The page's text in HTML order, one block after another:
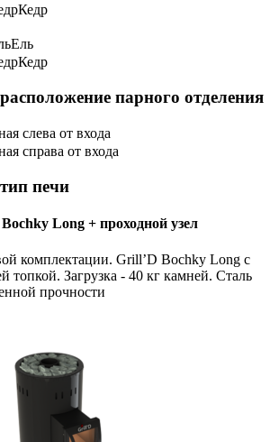
Кедр
Ель
Кедр
парного отделения
слева от входа
справа от входа
печи
Long + проходной узел
комплектации. Grill’D Bochky Long с
топкой. Загрузка - 40 кг камней. Сталь
прочности